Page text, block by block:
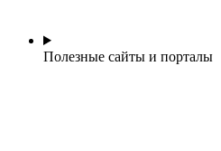
Полезные сайты и порталы